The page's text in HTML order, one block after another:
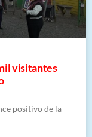
visitantes
positivo de la